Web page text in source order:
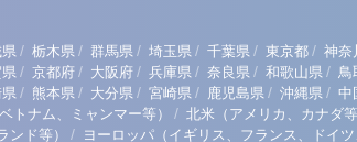
/ 栃木県 / 群馬県 / 埼玉県 / 千葉県 / 東京都 / 神奈
/ 京都府 / 大阪府 / 兵庫県 / 奈良県 / 和歌山県 / 鳥
/ 熊本県 / 大分県 / 宮崎県 / 鹿児島県 / 沖縄県 / 中
トナム、ミャンマー等） / 北米（アメリカ、カナダ等
ド等） / ヨーロッパ（イギリス、フランス、ドイツ